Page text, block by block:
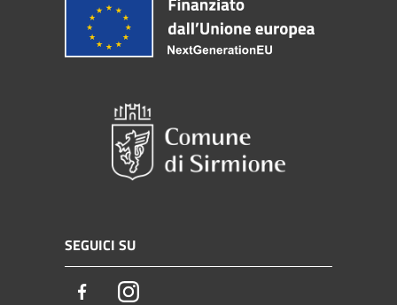
SEGUICI SU
FacebookInstagram